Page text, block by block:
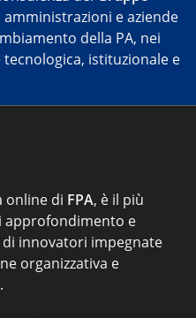
amministrazioni e aziende
della PA, nei
istituzionale e
online di FPA, è il più
approfondimento e
innovatori impegnate
organizzativa e